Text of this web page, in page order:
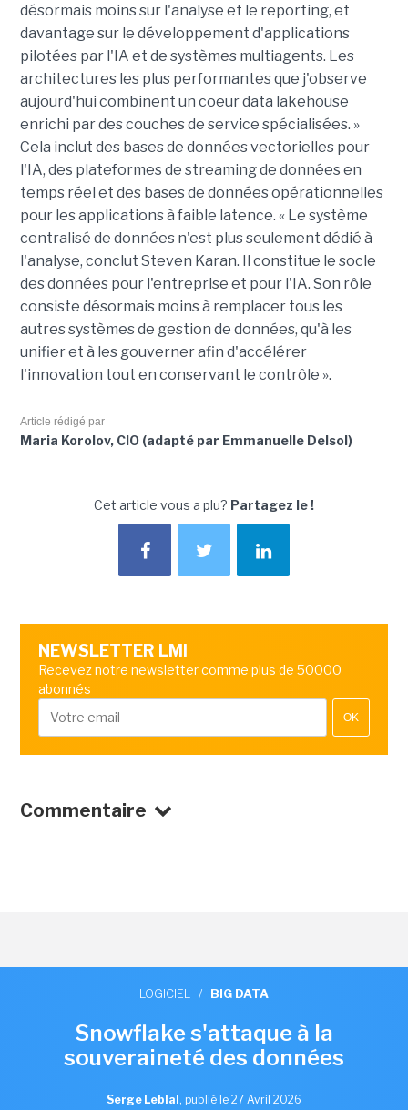
désormais moins sur l'analyse et le reporting, et
davantage sur le développement d'applications
pilotées par l'IA et de systèmes multiagents. Les
architectures les plus performantes que j'observe
aujourd'hui combinent un coeur data lakehouse
enrichi par des couches de service spécialisées. »
Cela inclut des bases de données vectorielles pour
l'IA, des plateformes de streaming de données en
temps réel et des bases de données opérationnelles
pour les applications à faible latence. « Le système
centralisé de données n'est plus seulement dédié à
l'analyse, conclut Steven Karan. Il constitue le socle
des données pour l'entreprise et pour l'IA. Son rôle
consiste désormais moins à remplacer tous les
autres systèmes de gestion de données, qu'à les
unifier et à les gouverner afin d'accélérer
l'innovation tout en conservant le contrôle ».
Article rédigé par
Maria Korolov, CIO (adapté par Emmanuelle Delsol)
Cet article vous a plu? Partagez le !
NEWSLETTER LMI
Recevez notre newsletter comme plus de 50000
abonnés
OK
Commentaire
LOGICIEL / BIG DATA
Snowflake s'attaque à la
souveraineté des données
Serge Leblal , publié le 27 Avril 2026